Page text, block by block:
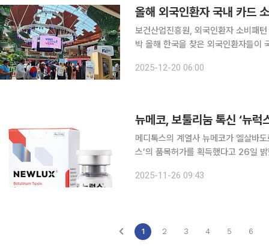
올해 외국인환자 국내 카드
보건산업진흥원, 외국인환자 소비패
박 올해 한국을 찾은 외국인환자들
데 K-의료 이용이 단순 진료를 넘어
2025-12-20 06:00
뉴메코, 보툴리눔 톡신 ‘뉴럭
메디톡스의 계열사 뉴메코가 엘살바
스’의 품목허가를 획득했다고 26일 밝혔다. 중남미 신흥 주요국인 엘살바도르는 경
스는 엘살바도르에 2009년 보툴리눔
2025-11-26 09:43
1 2 3 4 5 6